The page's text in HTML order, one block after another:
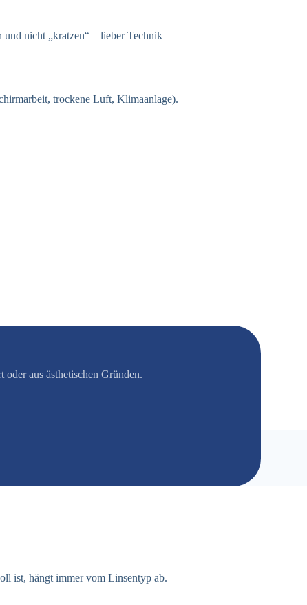
nicht „kratzen“ – lieber Technik
trockene Luft, Klimaanlage).
aus ästhetischen Gründen.
ist, hängt immer vom Linsentyp ab.